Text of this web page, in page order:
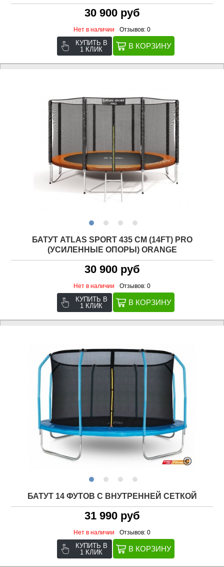
30 900 руб
Нет в наличии Отзывов: 0
КУПИТЬ В
1 КЛИК
БАТУТ ATLAS SPORT 435 СМ (14FT) PRO
(УСИЛЕННЫЕ ОПОРЫ) ORANGE
30 900 руб
Нет в наличии Отзывов: 0
КУПИТЬ В
1 КЛИК
БАТУТ 14 ФУТОВ С ВНУТРЕННЕЙ СЕТКОЙ
31 990 руб
Нет в наличии Отзывов: 0
КУПИТЬ В
1 КЛИК